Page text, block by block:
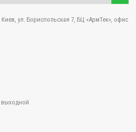
Киев, ул. Бориспольская 7, БЦ «АрмТек», офис
выходной